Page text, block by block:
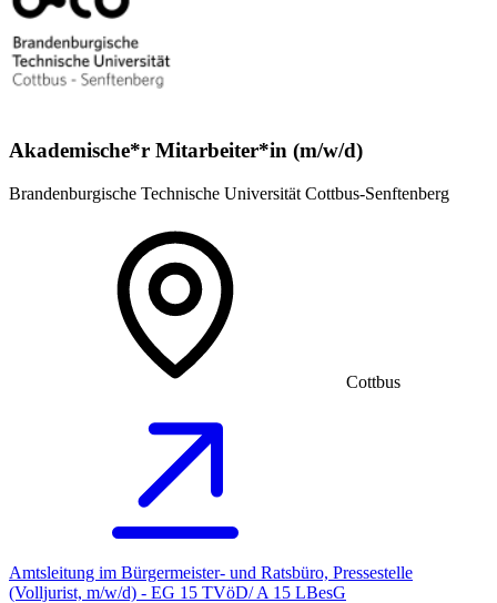
Akademische*r Mitarbeiter*in (m/w/d)
Brandenburgische Technische Universität Cottbus-Senftenberg
Cottbus
Amtsleitung im Bürgermeister- und Ratsbüro, Pressestelle
(Volljurist, m/w/d) - EG 15 TVöD/ A 15 LBesG